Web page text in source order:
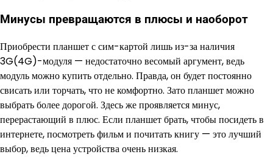
Минусы превращаются в плюсы и наоборот
Приобрести планшет с сим-картой лишь из-за наличия
3G(4G)-модуля — недостаточно весомый аргумент, ведь
модуль можно купить отдельно. Правда, он будет постоянно
свисать или торчать, что не комфортно. Зато планшет можно
выбрать более дорогой. Здесь же проявляется минус,
перерастающий в плюс. Если планшет брать, чтобы посидеть в
интернете, посмотреть фильм и почитать книгу — это лучший
выбор, ведь цена устройства очень низкая.